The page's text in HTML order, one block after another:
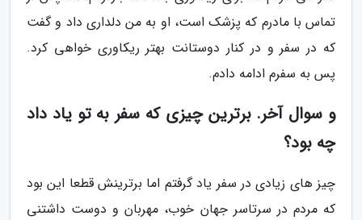
تماس با مادرم که پزشک است، او به من دلداری داد و گفت
که در سفر و در کنار دوستانت بهتر ریکاوری خواهی کرد.
پس به سفرم ادامه دادم.
و سوال آخر. برترین چیزی که سفر به تو یاد داد
چه بود؟
چیز های زیادی در سفر یاد گرفتم اما برترینش قطعا این بود
که مردم در سرتاسر جهان خوب، مهربان و دوست داشتنی